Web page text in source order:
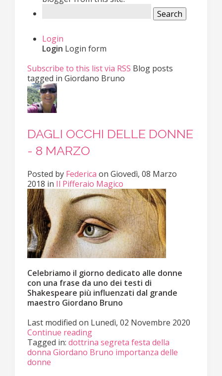
Search
Login
Login Login form
Subscribe to this list via RSS Blog posts
tagged in Giordano Bruno
DAGLI OCCHI DELLE DONNE
- 8 MARZO
Posted by Federica on Giovedì, 08 Marzo
2018 in Il Pifferaio Magico
Celebriamo il giorno dedicato alle donne
con una frase da uno dei testi di
Shakespeare più influenzati dal grande
maestro Giordano Bruno
Last modified on Lunedì, 02 Novembre 2020
Continue reading
Tagged in: dottrina segreta festa della
donna Giordano Bruno importanza delle
donne